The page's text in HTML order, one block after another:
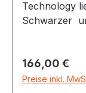
Technology
Schwarzer
Technology
Instrument
Regulärer
166,00 €
Preise inkl.